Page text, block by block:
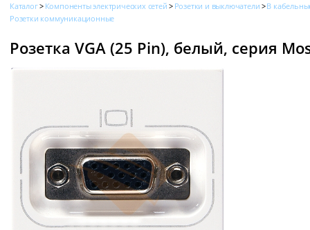
Каталог
Компоненты электрических сетей Розетки и выключатели
В
Розетки коммуникационные
Розетка VGA (25 Pin), белый, серия